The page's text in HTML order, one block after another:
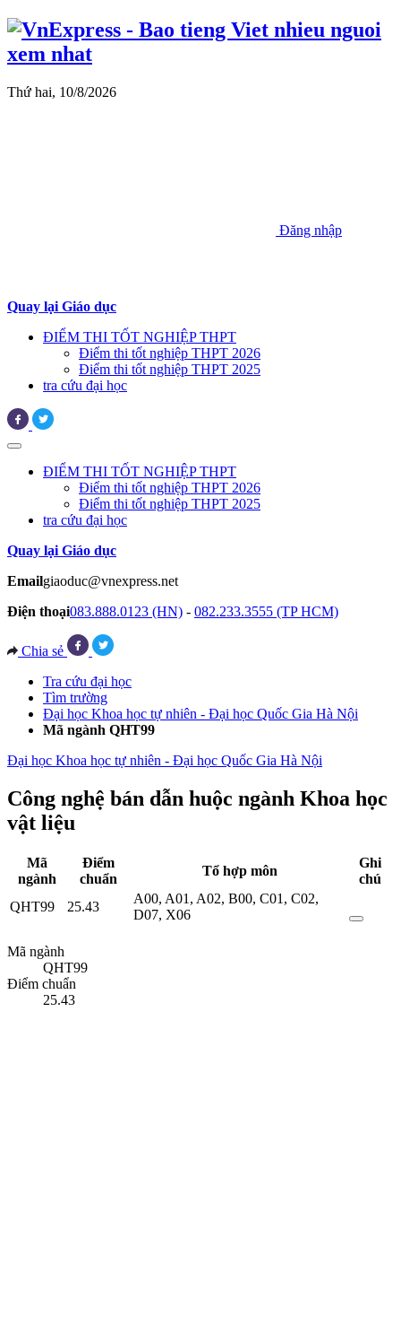
Thứ hai, 10/8/2026
Đăng nhập
Quay lại Giáo dục
ĐIỂM THI TỐT NGHIỆP THPT
Điểm thi tốt nghiệp THPT 2026
Điểm thi tốt nghiệp THPT 2025
tra cứu đại học
ĐIỂM THI TỐT NGHIỆP THPT
Điểm thi tốt nghiệp THPT 2026
Điểm thi tốt nghiệp THPT 2025
tra cứu đại học
Quay lại Giáo dục
Emailgiaoduc@vnexpress.net
Điện thoại083.888.0123 (HN) - 082.233.3555 (TP HCM)
Chia sẻ
Tra cứu đại học
Tìm trường
Đại học Khoa học tự nhiên - Đại học Quốc Gia Hà Nội
Mã ngành QHT99
Đại học Khoa học tự nhiên - Đại học Quốc Gia Hà Nội
Công nghệ bán dẫn huộc ngành Khoa học
vật liệu
Mã
ngành
Điểm
chuẩn
Tổ hợp môn
Ghi
chú
QHT99
25.43
A00, A01, A02, B00, C01, C02,
D07, X06
Mã ngành
QHT99
Điểm chuẩn
25.43